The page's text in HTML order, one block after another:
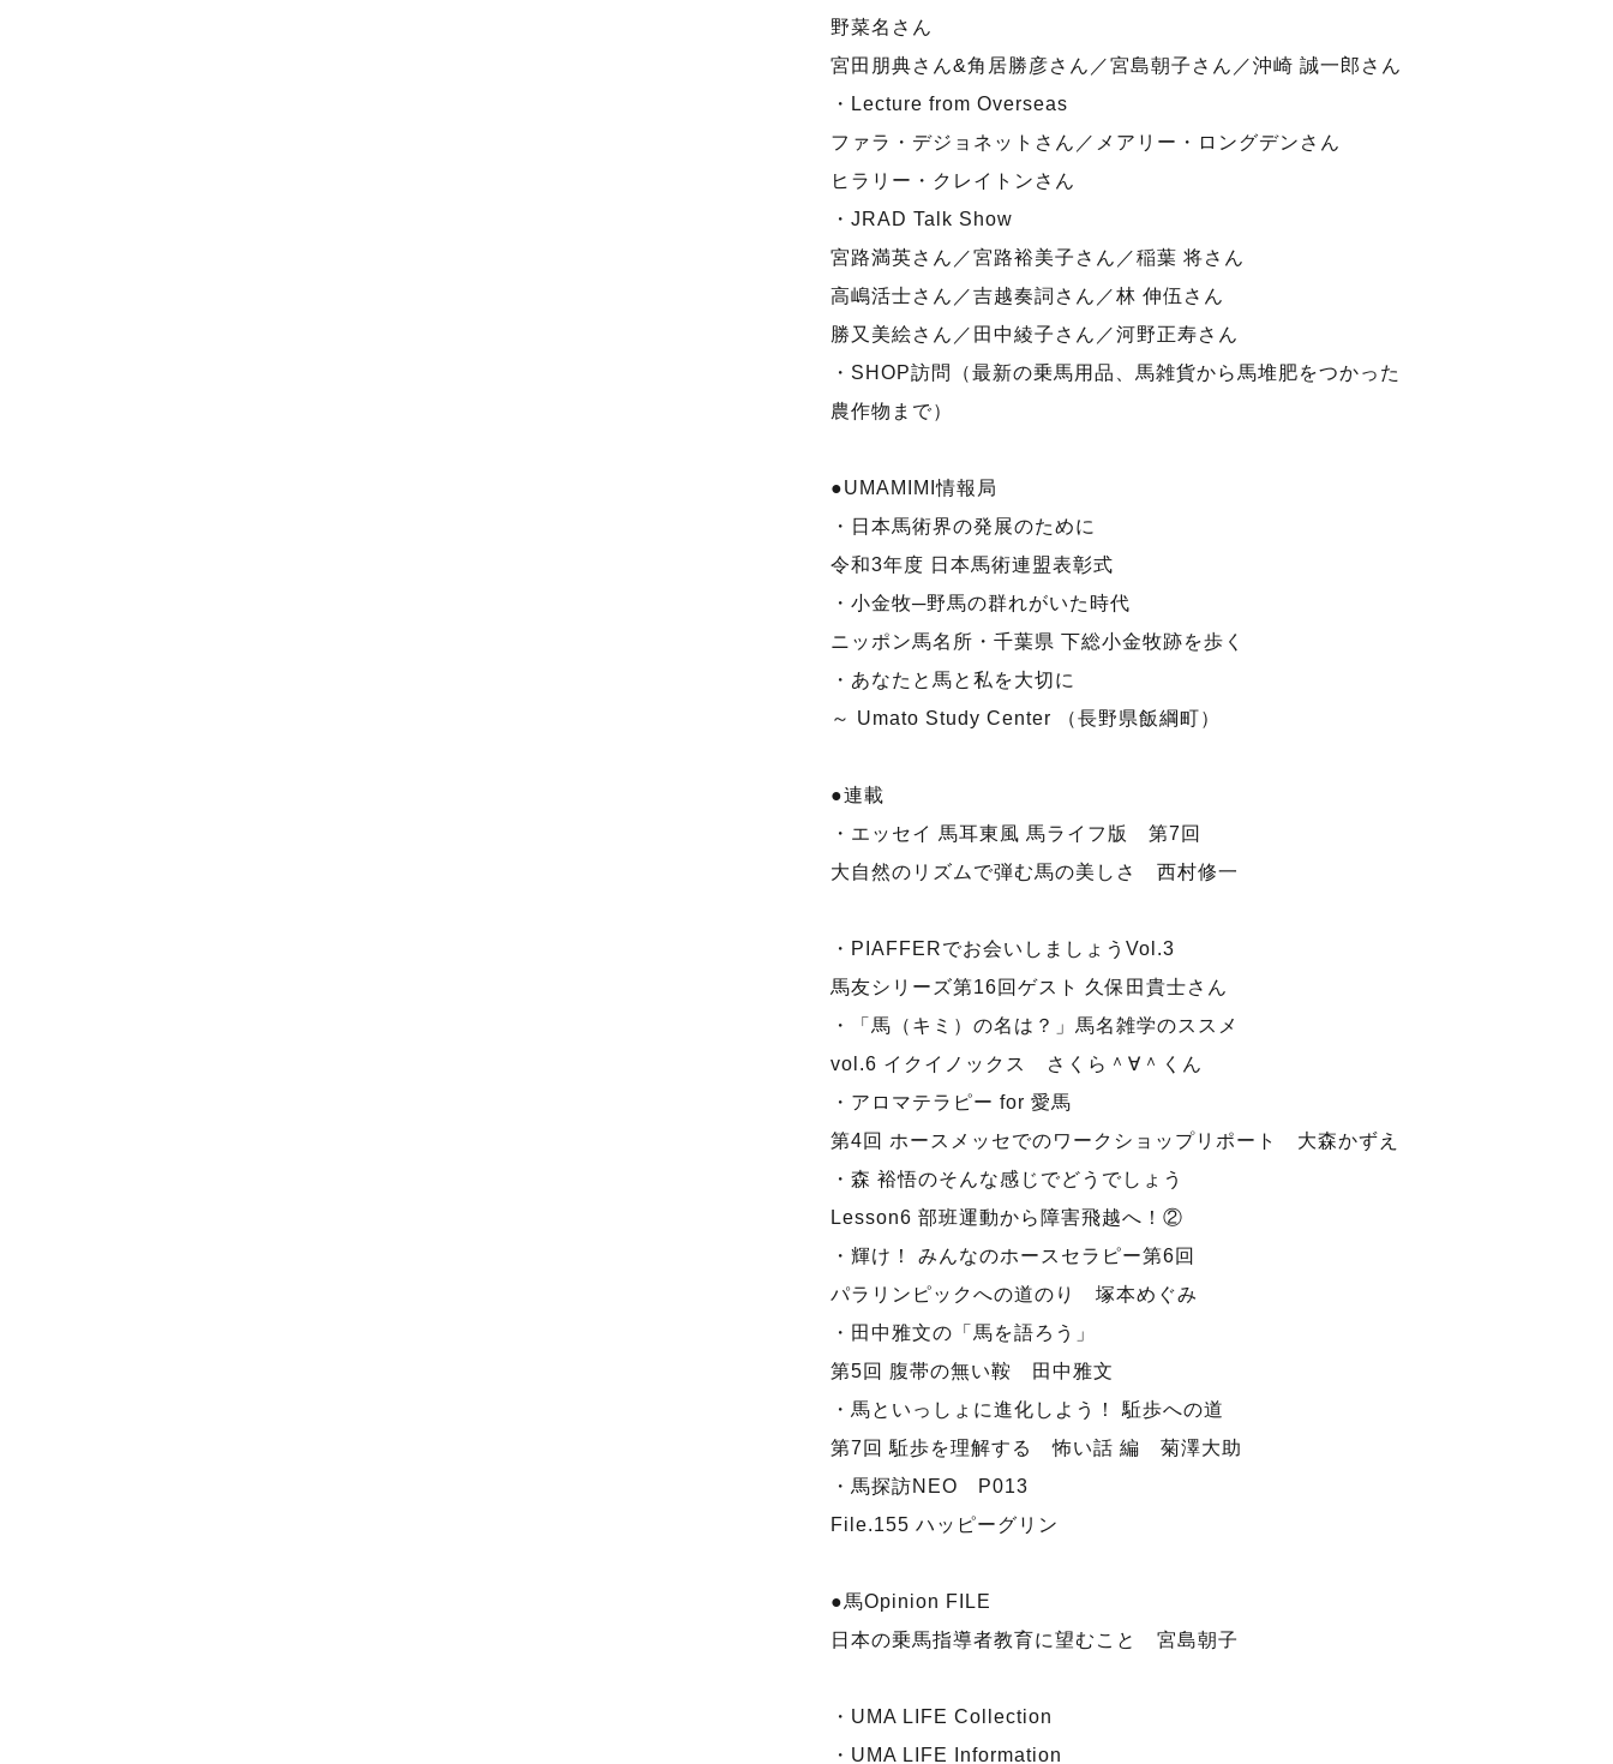
野菜名さん
宮田朋典さん&角居勝彦さん／宮島朝子さん／沖崎 誠一郎さん
・Lecture from Overseas
ファラ・デジョネットさん／メアリー・ロングデンさん
ヒラリー・クレイトンさん
・JRAD Talk Show
宮路満英さん／宮路裕美子さん／稲葉 将さん
高嶋活士さん／吉越奏詞さん／林 伸伍さん
勝又美絵さん／田中綾子さん／河野正寿さん
・SHOP訪問（最新の乗馬用品、馬雑貨から馬堆肥をつかった
農作物まで）
●UMAMIMI情報局
・日本馬術界の発展のために
令和3年度 日本馬術連盟表彰式
・小金牧─野馬の群れがいた時代
ニッポン馬名所・千葉県 下総小金牧跡を歩く
・あなたと馬と私を大切に
～ Umato Study Center （長野県飯綱町）
●連載
・エッセイ 馬耳東風 馬ライフ版 第7回
大自然のリズムで弾む馬の美しさ 西村修一
・PIAFFERでお会いしましょうVol.3
馬友シリーズ第16回ゲスト 久保田貴士さん
・「馬（キミ）の名は？」馬名雑学のススメ
vol.6 イクイノックス さくら＾∀＾くん
・アロマテラピー for 愛馬
第4回 ホースメッセでのワークショップリポート 大森かずえ
・森 裕悟のそんな感じでどうでしょう
Lesson6 部班運動から障害飛越へ！②
・輝け！ みんなのホースセラピー第6回
パラリンピックへの道のり 塚本めぐみ
・田中雅文の「馬を語ろう」
第5回 腹帯の無い鞍 田中雅文
・馬といっしょに進化しよう！ 駈歩への道
第7回 駈歩を理解する 怖い話 編 菊澤大助
・馬探訪NEO P013
File.155 ハッピーグリン
●馬Opinion FILE
日本の乗馬指導者教育に望むこと 宮島朝子
・UMA LIFE Collection
・UMA LIFE Information